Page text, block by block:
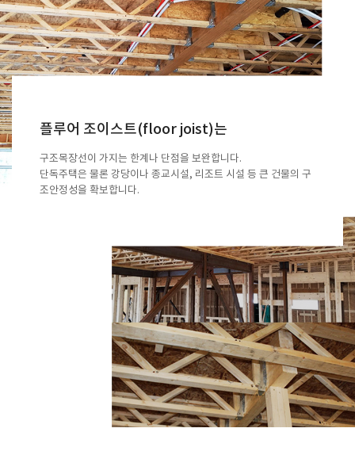
플루어 조이스트(floor joist)는
구조목장선이 가지는 한계나 단점을 보완합니다.
단독주택은 물론 강당이나 종교시설, 리조트 시설 등 큰 건물의 구
조안정성을 확보합니다.